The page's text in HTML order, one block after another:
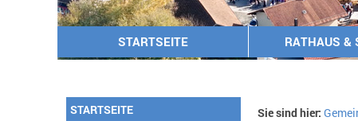
STARTSEITE RATHAUS &
STARTSEITE
Sie sind hier: